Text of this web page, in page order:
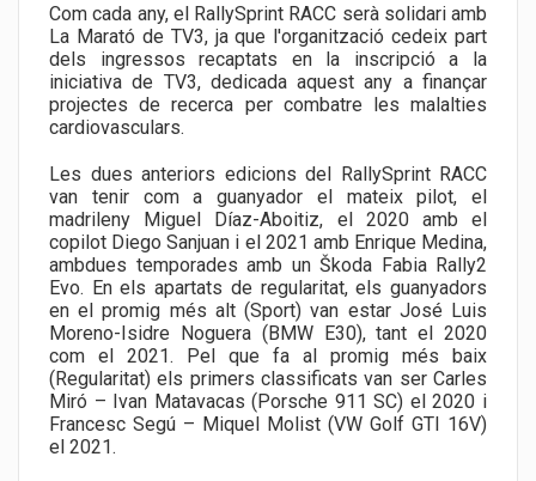
Com cada any, el RallySprint RACC serà solidari amb
La Marató de TV3, ja que l'organització cedeix part
dels ingressos recaptats en la inscripció a la
iniciativa de TV3, dedicada aquest any a finançar
projectes de recerca per combatre les malalties
cardiovasculars.
Les dues anteriors edicions del RallySprint RACC
van tenir com a guanyador el mateix pilot, el
madrileny Miguel Díaz-Aboitiz, el 2020 amb el
copilot Diego Sanjuan i el 2021 amb Enrique Medina,
ambdues temporades amb un Škoda Fabia Rally2
Evo. En els apartats de regularitat, els guanyadors
en el promig més alt (Sport) van estar José Luis
Moreno-Isidre Noguera (BMW E30), tant el 2020
com el 2021. Pel que fa al promig més baix
(Regularitat) els primers classificats van ser Carles
Miró – Ivan Matavacas (Porsche 911 SC) el 2020 i
Francesc Segú – Miquel Molist (VW Golf GTI 16V)
el 2021.